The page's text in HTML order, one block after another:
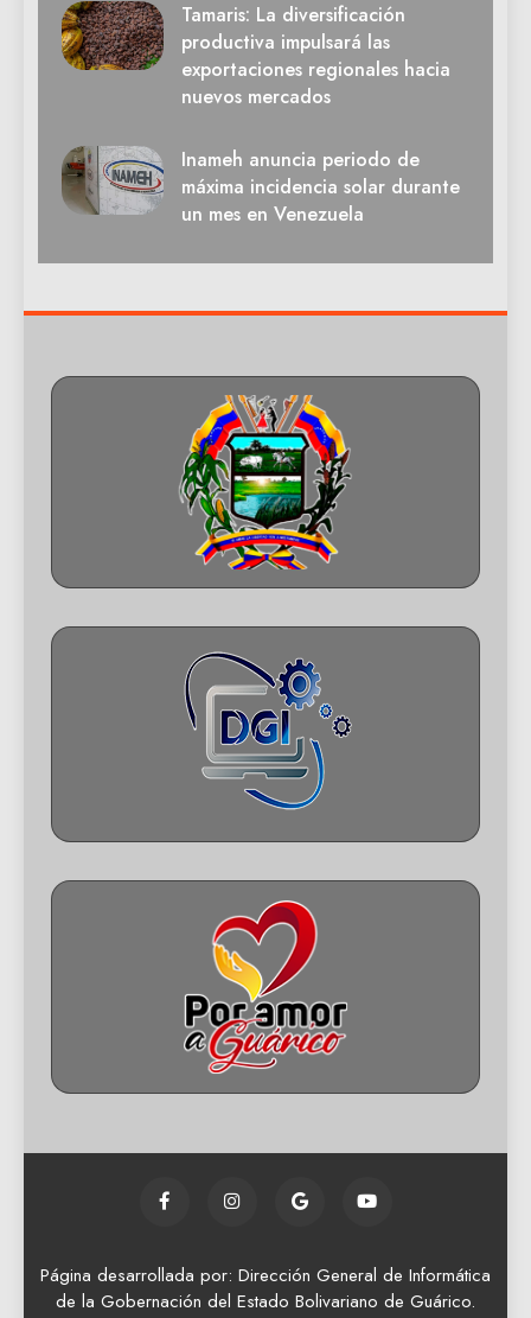
Tamaris: La diversificación
productiva impulsará las
exportaciones regionales hacia
nuevos mercados
Inameh anuncia periodo de
máxima incidencia solar durante
un mes en Venezuela
Página desarrollada por: Dirección General de Informática
de la Gobernación del Estado Bolivariano de Guárico.